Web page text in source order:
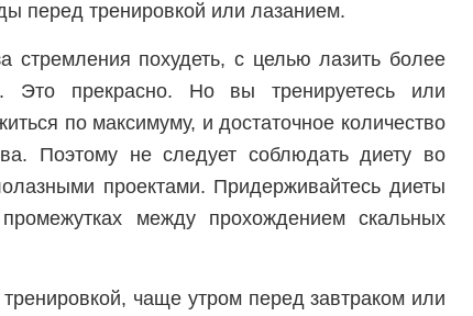
перед тренировкой или лазанием.
стремления похудеть, с целью лазить более
Это прекрасно. Но вы тренируетесь или
по максимуму, и достаточное количество
Поэтому не следует соблюдать диету во
проектами. Придерживайтесь диеты
между прохождением скальных
чаще утром перед завтраком или